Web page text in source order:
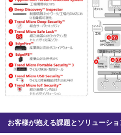
お客様が抱える課題とソリューシ